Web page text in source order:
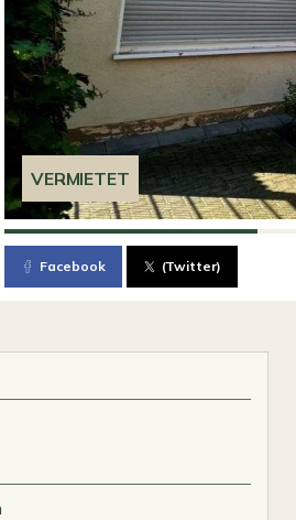
VERMIETET
Facebook (Twitter)